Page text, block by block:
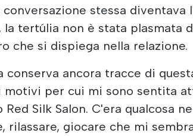
conversazione stessa diventava
la tertúlia non è stata plasmata
che si dispiega nella relazione.
conserva ancora tracce di
motivi per cui mi sono sentita
Red Silk Salon. C'era qualcosa
rilassare, giocare che mi